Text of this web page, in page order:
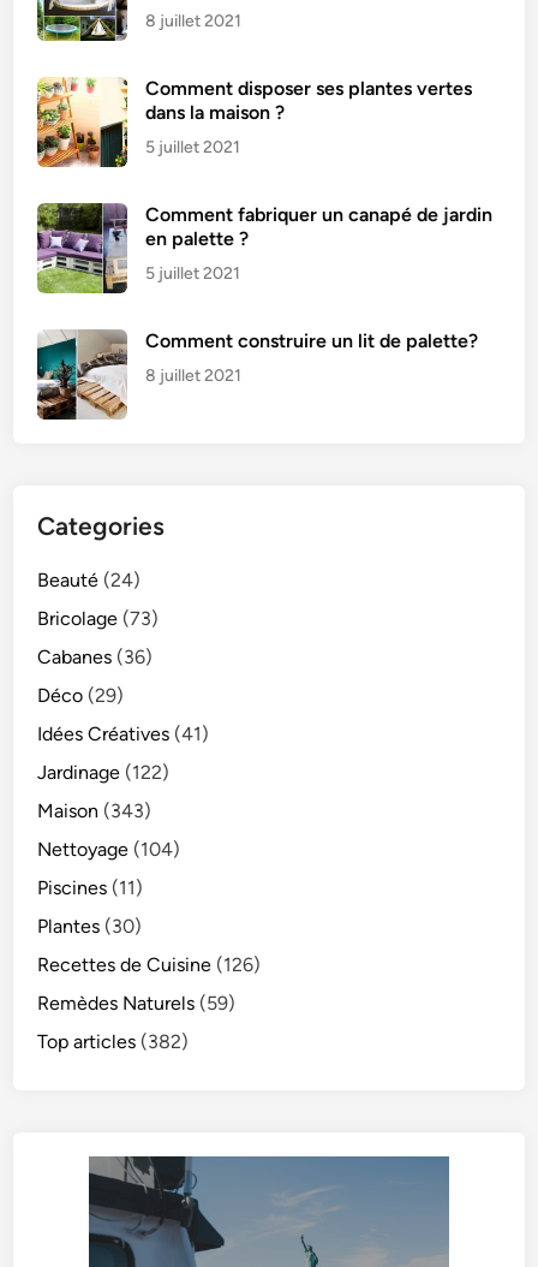
8 juillet 2021
Comment disposer ses plantes vertes
dans la maison ?
5 juillet 2021
Comment fabriquer un canapé de jardin
en palette ?
5 juillet 2021
Comment construire un lit de palette?
8 juillet 2021
Categories
Beauté (24)
Bricolage (73)
Cabanes (36)
Déco (29)
Idées Créatives (41)
Jardinage (122)
Maison (343)
Nettoyage (104)
Piscines (11)
Plantes (30)
Recettes de Cuisine (126)
Remèdes Naturels (59)
Top articles (382)